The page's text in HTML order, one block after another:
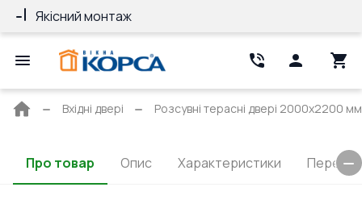
Якісний монтаж
Головна
Вхідні двері Розсувні терасні двері 2000x2200
Про товар Опис Характеристики